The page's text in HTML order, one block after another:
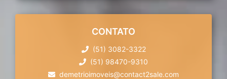
CONTATO
(51) 3082-3322
(51) 98470-9310
demetrioimoveis@contact2sale.com